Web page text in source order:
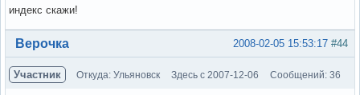
индекс скажи!
Вне форума #44
2008-02-05 15:53:17
Верочка
Участник Откуда: Ульяновск Здесь с 2007-12-06 Сообщений: 36